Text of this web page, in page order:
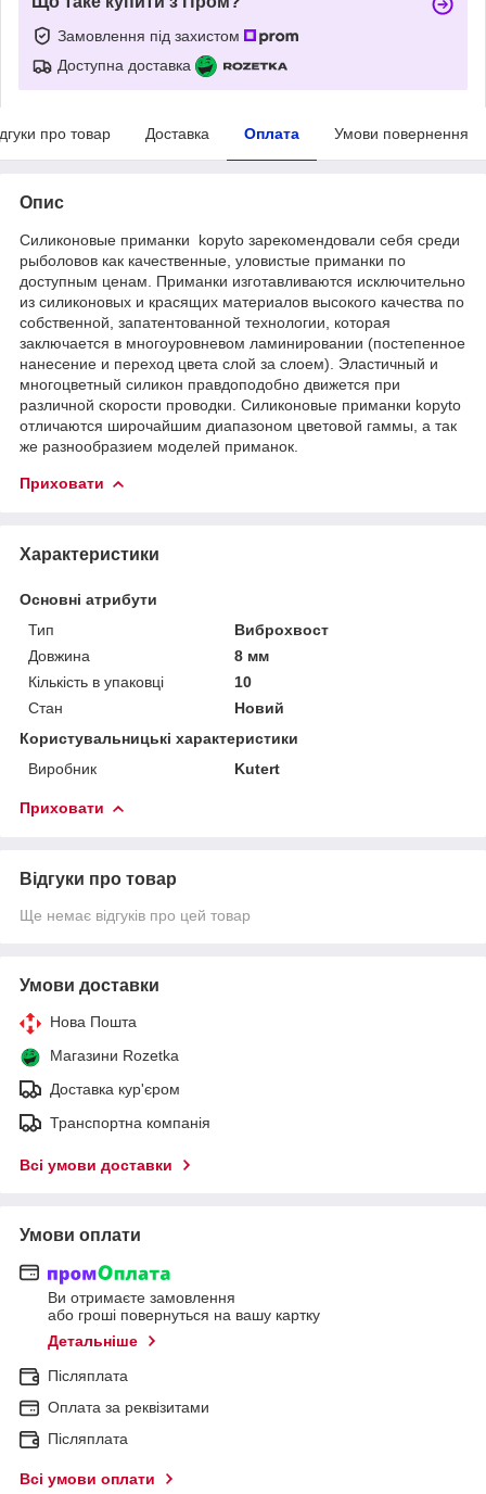
Замовлення під захистом
Доступна доставка
про товар Доставка Оплата Умови повернення
Опис
Силиконовые приманки kopyto зарекомендовали себя среди
рыболовов как качественные, уловистые приманки по
доступным ценам. Приманки изготавливаются исключительно
из силиконовых и красящих материалов высокого качества по
собственной, запатентованной технологии, которая
заключается в многоуровневом ламинировании (постепенное
нанесение и переход цвета слой за слоем). Эластичный и
многоцветный силикон правдоподобно движется при
различной скорости проводки. Силиконовые приманки kopyto
отличаются широчайшим диапазоном цветовой гаммы, а так
же разнообразием моделей приманок.
Приховати
Характеристики
Основні атрибути
Тип
Виброхвост
Довжина
8 мм
Кількість в упаковці
10
Стан
Новий
Користувальницькі характеристики
Виробник
Kutert
Приховати
Відгуки про товар
Ще немає відгуків про цей товар
Умови доставки
Нова Пошта
Магазини Rozetka
Доставка кур'єром
Транспортна компанія
Всі умови доставки
Умови оплати
Ви отримаєте замовлення
або гроші повернуться на вашу картку
Детальніше
Післяплата
Оплата за реквізитами
Післяплата
Всі умови оплати